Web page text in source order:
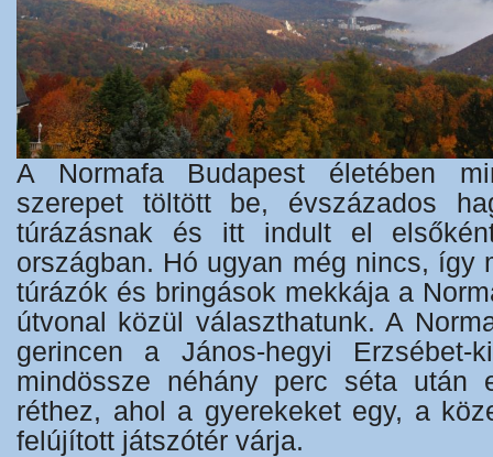
A Normafa Budapest életében
szerepet töltött be, évszázados
túrázásnak és itt indult el
országban. Hó ugyan még nincs, így
túrázók és bringások mekkája a
útvonal közül választhatunk. A
gerincen a János-hegyi Erzsébet-
mindössze néhány perc séta után
réthez, ahol a gyerekeket egy, a
felújított játszótér várja.